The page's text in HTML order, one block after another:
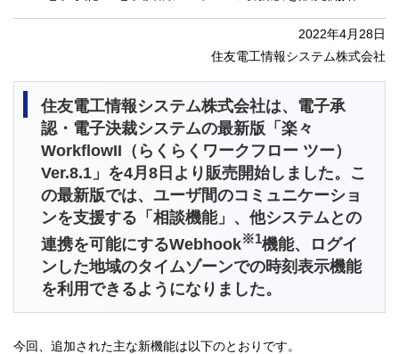
2022年4月28日
住友電工情報システム株式会社
住友電工情報システム株式会社は、電子承
認・電子決裁システムの最新版「楽々
WorkflowII（らくらくワークフロー ツー）
Ver.8.1」を4月8日より販売開始しました。こ
の最新版では、ユーザ間のコミュニケーショ
ンを支援する「相談機能」、他システムとの
連携を可能にするWebhook※1機能、ログイ
ンした地域のタイムゾーンでの時刻表示機能
を利用できるようになりました。
今回、追加された主な新機能は以下のとおりです。